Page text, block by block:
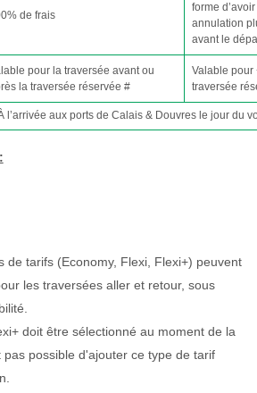
de frais
forme d’avoir
annulation
avant le
pour la traversée avant ou
la traversée réservée #
Valable pour
traversée
l’arrivée aux ports de Calais & Douvres le jour du
de tarifs (Economy, Flexi, Flexi+) peuvent
les traversées aller et retour, sous
doit être sélectionné au moment de la
pas possible d'ajouter ce type de tarif